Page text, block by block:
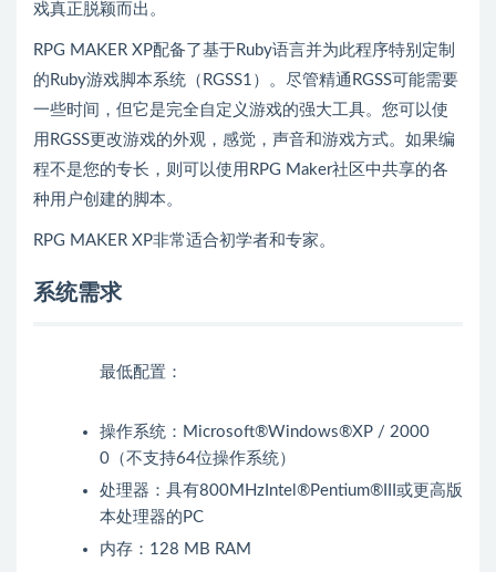
戏真正脱颖而出。
RPG MAKER XP配备了基于Ruby语言并为此程序特别定制
的Ruby游戏脚本系统（RGSS1）。尽管精通RGSS可能需要
一些时间，但它是完全自定义游戏的强大工具。您可以使
用RGSS更改游戏的外观，感觉，声音和游戏方式。如果编
程不是您的专长，则可以使用RPG Maker社区中共享的各
种用户创建的脚本。
RPG MAKER XP非常适合初学者和专家。
系统需求
最低配置：
操作系统：Microsoft®Windows®XP / 2000
0（不支持64位操作系统）
处理器：具有800MHzIntel®Pentium®III或更高版
本处理器的PC
内存：128 MB RAM